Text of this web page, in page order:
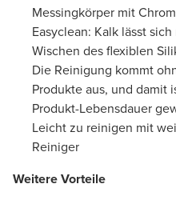
Messingkörper mit
Easyclean: Kalk lässt
Wischen des flexiblen
Die Reinigung kommt
Produkte aus, und damit
Produkt-Lebensdauer
Leicht zu reinigen mit
Reiniger
Weitere Vorteile